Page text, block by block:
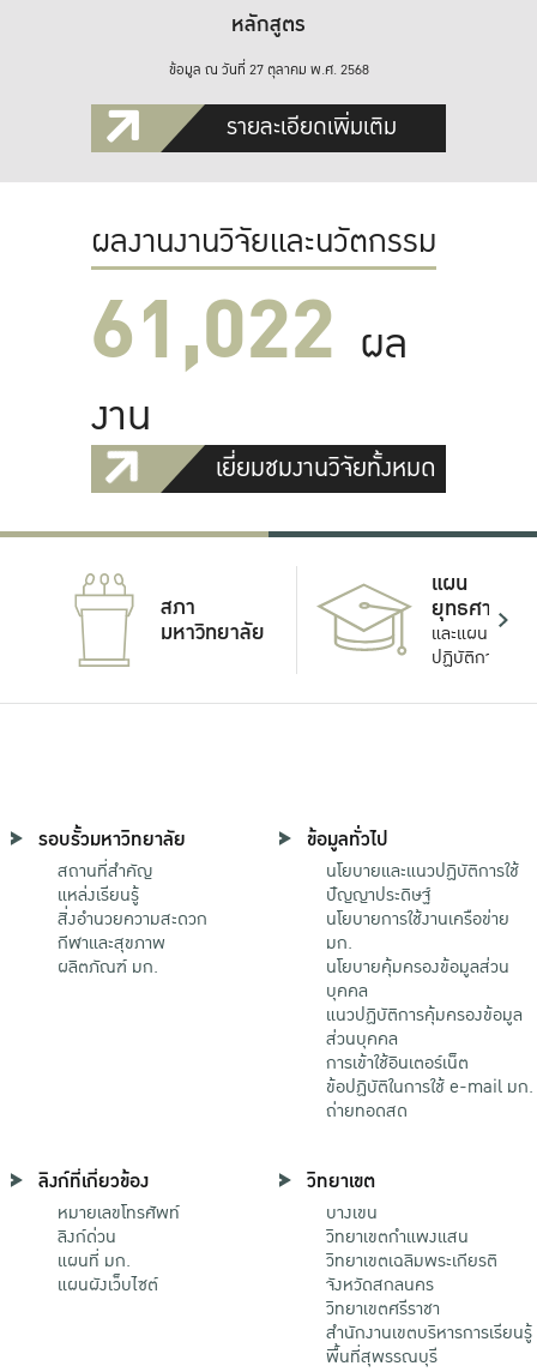
หลักสูตร
ข้อมูล ณ วันที่ 27 ตุลาคม พ.ศ. 2568
รายละเอียดเพิ่มเติม
ผลงานงานวิจัยและนวัตกรรม
61,022 ผล
งาน
เยี่ยมชมงานวิจัยทั้งหมด
สภา
มหาวิทยาลัย
แผน
ยุทธศาสตร์
และแผน
ปฏิบัติการ
รอบรั้วมหาวิทยาลัย
สถานที่สำคัญ
แหล่งเรียนรู้
สิ่งอำนวยความสะดวก
กีฬาและสุขภาพ
ผลิตภัณฑ์ มก.
ข้อมูลทั่วไป
นโยบายและแนวปฏิบัติการใช้
ปัญญาประดิษฐ์
นโยบายการใช้งานเครือข่าย
มก.
นโยบายคุ้มครองข้อมูลส่วน
บุคคล
แนวปฏิบัติการคุ้มครองข้อมูล
ส่วนบุคคล
การเข้าใช้อินเตอร์เน็ต
ข้อปฏิบัติในการใช้ e-mail มก.
ถ่ายทอดสด
ลิงก์ที่เกี่ยวข้อง
หมายเลขโทรศัพท์
ลิงก์ด่วน
แผนที่ มก.
แผนผังเว็บไซต์
วิทยาเขต
บางเขน
วิทยาเขตกําแพงแสน
วิทยาเขตเฉลิมพระเกียรติ
จังหวัดสกลนคร
วิทยาเขตศรีราชา
สำนักงานเขตบริหารการเรียนรู้
พื้นที่สุพรรณบุรี